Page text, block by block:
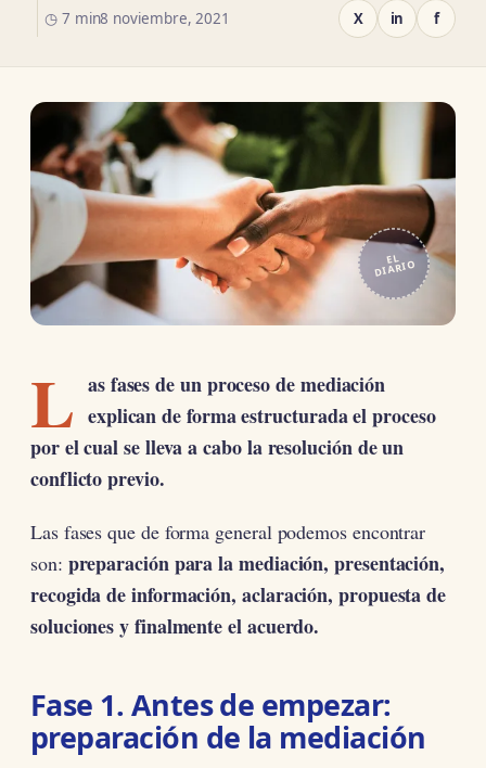
◷ 7 min8 noviembre, 2021 X in f
EL
DIARIO
L as fases de un proceso de mediación
explican de forma estructurada el proceso
por el cual se lleva a cabo la resolución de un
conflicto previo.
Las fases que de forma general podemos encontrar
son: preparación para la mediación, presentación,
recogida de información, aclaración, propuesta de
soluciones y finalmente el acuerdo.
Fase 1. Antes de empezar:
preparación de la mediación